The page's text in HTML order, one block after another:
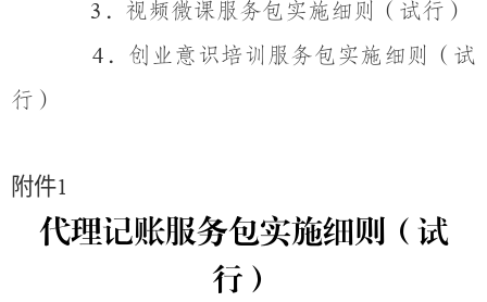
3 ． 视频微课服务包实施细则（试行）
4 ． 创业意识培训服务包实施细则（试
行）
附件1
代理记账服务包实施细则（试
行）